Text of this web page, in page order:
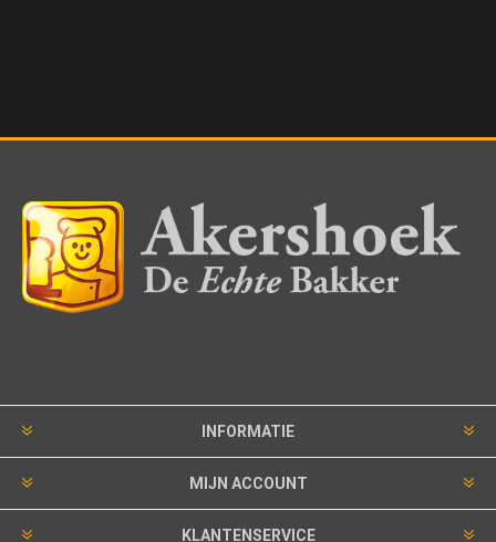
INFORMATIE
MIJN ACCOUNT
KLANTENSERVICE